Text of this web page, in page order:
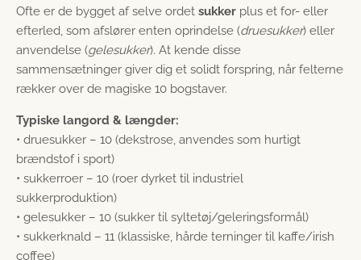
Ofte er de bygget af selve ordet sukker plus et for- eller
efterled, som afslører enten oprindelse (druesukker) eller
anvendelse (gelesukker). At kende disse
sammensætninger giver dig et solidt forspring, når felterne
rækker over de magiske 10 bogstaver.
Typiske langord & længder:
• druesukker – 10 (dekstrose, anvendes som hurtigt
brændstof i sport)
• sukkerroer – 10 (roer dyrket til industriel
sukkerproduktion)
• gelesukker – 10 (sukker til syltetøj/geleringsformål)
• sukkerknald – 11 (klassiske, hårde terninger til kaffe/irish
coffee)